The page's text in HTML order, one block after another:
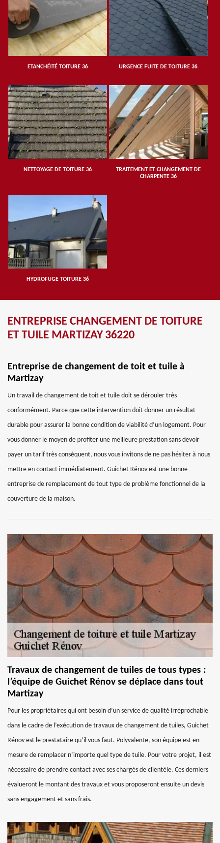
ETANCHÉITÉ TOITURE 36 URGENCE FUITE DE TOITURE 36
NETTOYAGE DE TOITURE 36
TRAITEMENT ET CHANGEMENT DE
CHARPENTE 36
HYDROFUGE TOITURE 36
ENTREPRISE CHANGEMENT DE TOITURE
ET TUILE MARTIZAY 36220
Entreprise de changement de toit et tuile à
Martizay
Un travail de changement de toit et tuile doit se dérouler très
conformément. Parce que cette intervention doit donner un résultat
durable pour assurer la bonne condition de viabilité d’un logement. Pour
vous donner le moyen de profiter une meilleure prestation sans devoir
payer un tarif très conséquent, nous vous invitons de ne pas hésiter à nous
mettre en contact immédiatement. Guichet Rénov est une bonne
entreprise de remplacement de tout type de problème fonctionnel de la
couverture de la maison.
Travaux de changement de tuiles de tous types :
l’équipe de Guichet Rénov se déplace dans tout
Martizay
Pour les propriétaires qui ont besoin d’un service de qualité irréprochable
dans le cadre de l’exécution de travaux de changement de tuiles, Guichet
Rénov est le prestataire qu’il vous faut. Polyvalente, son équipe est en
mesure de remplacer n’importe quel type de tuile. Pour votre projet, il est
nécessaire de prendre contact avec ses chargés de clientèle. Ces derniers
évalueront le montant des travaux et vous proposeront ensuite un devis
sans engagement et sans frais.